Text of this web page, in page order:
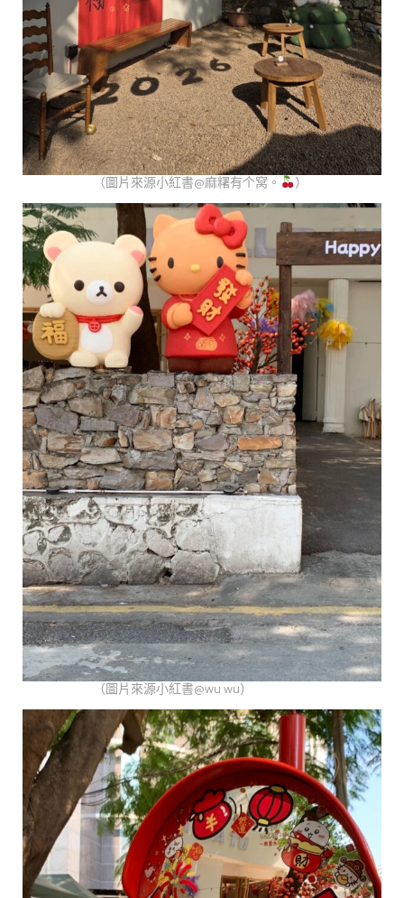
（圖片來源小紅書@麻糬有个窝。 ）
（圖片來源小紅書@wu wu）